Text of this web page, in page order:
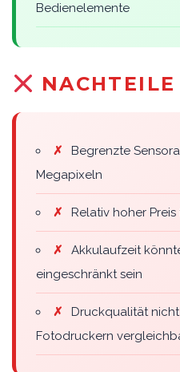
Bedienelemente
NACHTEILE
✗
Begrenzte
Megapixeln
✗ Relativ hoher
✗
Akkulaufzeit
eingeschränkt sein
✗
Druckqualität
Fotodruckern